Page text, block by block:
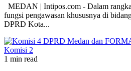
MEDAN | Intipos.com - Dalam
fungsi pengawasan khususnya di
DPRD Kota...
1 min read